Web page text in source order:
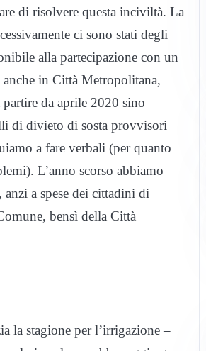
di risolvere questa inciviltà. La
ci sono stati degli
alla partecipazione con un
in Città Metropolitana,
da aprile 2020 sino
di divieto di sosta provvisori
a fare verbali (per quanto
L’anno scorso abbiamo
a spese dei cittadini di
bensì della Città
la stagione per l’irrigazione –